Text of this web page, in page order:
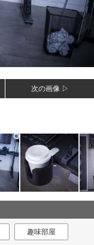
次の画像 ▷
趣味部屋